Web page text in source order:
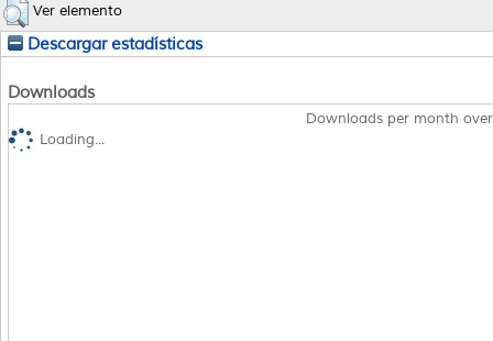
Ver elemento
Descargar estadísticas
Downloads
Downloads per month
Loading...